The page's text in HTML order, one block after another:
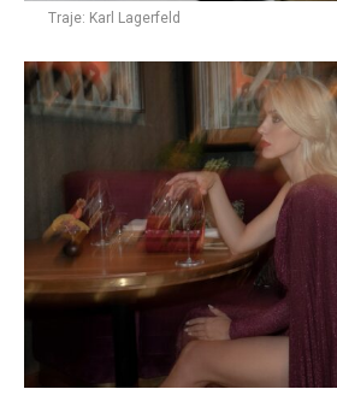
Traje: Karl Lagerfeld